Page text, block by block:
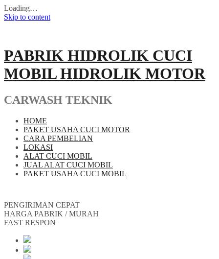
Loading…
Skip to content
PABRIK HIDROLIK CUCI
MOBIL HIDROLIK MOTOR
CARWASH TEKNIK
HOME
PAKET USAHA CUCI MOTOR
CARA PEMBELIAN
LOKASI
ALAT CUCI MOBIL
JUAL ALAT CUCI MOBIL
PAKET USAHA CUCI MOBIL
PENGIRIMAN CEPAT
HARGA PABRIK / MURAH
FAST RESPON